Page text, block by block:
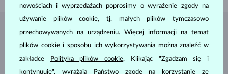
BIŻUTERIA ZATELIER KLENOTA
nowościach i wyprzedażach poprosimy o wyrażenie zgody na
używanie plików cookie, tj. małych plików tymczasowo
przechowywanych na urządzeniu. Więcej informacji na temat
plików cookie i sposobu ich wykorzystywania można znaleźć w
zakładce
Polityka plików cookie. Klikając "Zgadzam się i
kontynuuję", wyrażają Państwo zgodę na korzystanie ze